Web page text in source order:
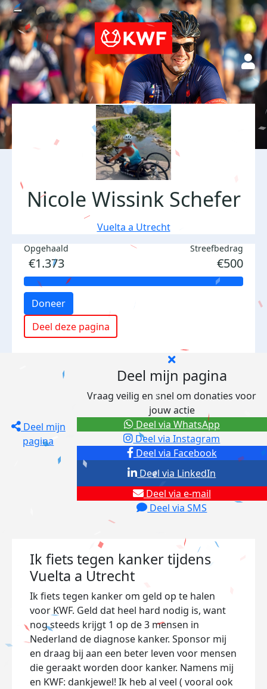
Nicole Wissink Schefer
Vuelta a Utrecht
Opgehaald
€1.373
Streefbedrag
€500
Doneer
Deel deze pagina
Deel mijn
pagina
Deel mijn pagina
Vraag veilig en snel om donaties voor
jouw actie
Deel via Facebook
Deel via Instagram
Deel via e-mail
Deel via SMS
Deel via LinkedIn
Deel via WhatsApp
Ik fiets tegen kanker tijdens
Vuelta a Utrecht
Ik fiets tegen kanker om geld op te halen
voor KWF. Geld dat heel hard nodig is, want
nog steeds krijgt 1 op de 3 mensen in
Nederland de diagnose kanker. Sponsor mij
en draag bij aan een beter leven voor mensen
die geraakt worden door kanker. Namens mij
en KWF: dankjewel! Ik heb al veel ( vooral ook